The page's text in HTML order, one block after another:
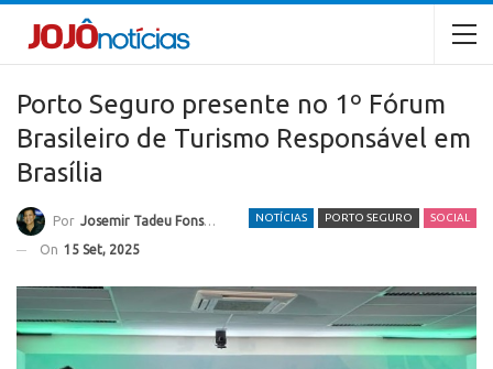
Porto Seguro presente no 1º Fórum
Brasileiro de Turismo Responsável em
Brasília
NOTÍCIAS PORTO SEGURO SOCIAL
Por Josemir Tadeu Fonseca
On 15 Set, 2025